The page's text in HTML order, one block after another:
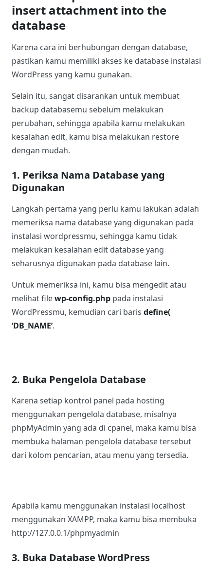
insert attachment into the
database
Karena cara ini berhubungan dengan database,
pastikan kamu memiliki akses ke database instalasi
WordPress yang kamu gunakan.
Selain itu, sangat disarankan untuk membuat
backup databasemu sebelum melakukan
perubahan, sehingga apabila kamu melakukan
kesalahan edit, kamu bisa melakukan restore
dengan mudah.
1. Periksa Nama Database yang
Digunakan
Langkah pertama yang perlu kamu lakukan adalah
memeriksa nama database yang digunakan pada
instalasi wordpressmu, sehingga kamu tidak
melakukan kesalahan edit database yang
seharusnya digunakan pada database lain.
Untuk memeriksa ini, kamu bisa mengedit atau
melihat filewp-config.php pada instalasi
WordPressmu, kemudian cari baris define(
‘DB_NAME’.
2. Buka Pengelola Database
Karena setiap kontrol panel pada hosting
menggunakan pengelola database, misalnya
phpMyAdmin yang ada di cpanel, maka kamu bisa
membuka halaman pengelola database tersebut
dari kolom pencarian, atau menu yang tersedia.
Apabila kamu menggunakan instalasi localhost
menggunakan XAMPP, maka kamu bisa membuka
http://127.0.0.1/phpmyadmin
3. Buka Database WordPress